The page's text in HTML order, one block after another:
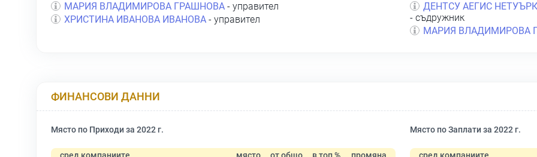
МАРИЯ ВЛАДИМИРОВА ГРАШНОВА - управител
ХРИСТИНА ИВАНОВА ИВАНОВА - управител
ДЕНТСУ АЕГИС
- съдружник
МАРИЯ ВЛАДИМИРОВА
ФИНАНСОВИ ДАННИ
Място по Приходи за 2022 г. Място по Заплати за 2022 г.